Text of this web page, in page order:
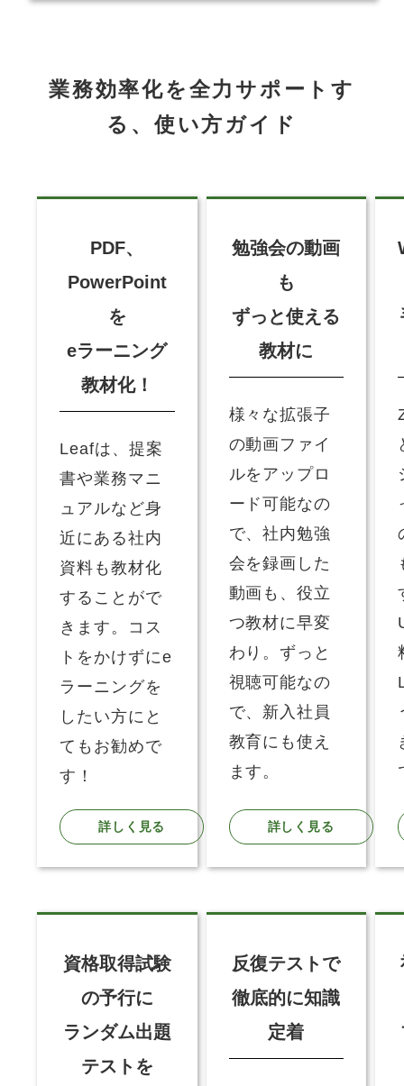
業務効率化を全力サポートす
る、使い方ガイド
PDF、
PowerPoint
を
eラーニング
教材化！
Leafは、提案
書や業務マニ
ュアルなど身
近にある社内
資料も教材化
することがで
きます。コス
トをかけずにe
ラーニングを
したい方にと
てもお勧めで
す！
詳しく見る
勉強会の動画
も
ずっと使える
教材に
様々な拡張子
の動画ファイ
ルをアップロ
ード可能なの
で、社内勉強
会を録画した
動画も、役立
つ教材に早変
わり。ずっと
視聴可能なの
で、新入社員
教育にも使え
ます。
詳しく見る
資格取得試験
の予行に
ランダム出題
テストを
反復テストで
徹底的に知識
定着